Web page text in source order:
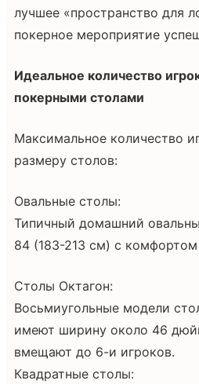
лучшее «пространство для
покерное мероприятие
Идеальное количество
покерными столами
Максимальное количество
размеру столов:
Овальные столы:
Типичный домашний
84 (183-213 см) с
Столы Октагон:
Восьмиугольные модели
имеют ширину около 46
вмещают до 6-и игроков.
Квадратные столы: